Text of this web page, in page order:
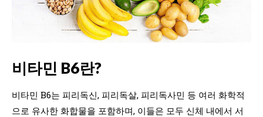
비타민 B6란?
비타민 B6는 피리독신, 피리독살, 피리독사민 등 여러 화학적
으로 유사한 화합물을 포함하며, 이들은 모두 신체 내에서 서